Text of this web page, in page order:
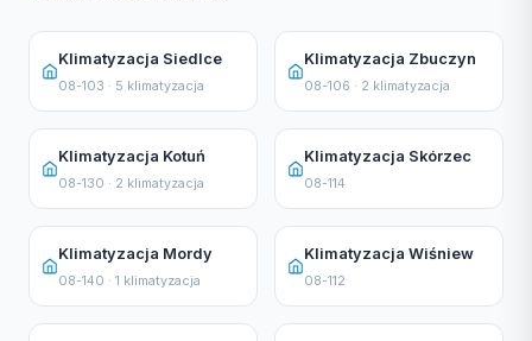
Klimatyzacja Siedlce
08-103 · 5 klimatyzacja
Klimatyzacja Zbuczyn
08-106 · 2 klimatyzacja
Klimatyzacja Kotuń
08-130 · 2 klimatyzacja
Klimatyzacja Skórzec
08-114
Klimatyzacja Mordy
08-140 · 1 klimatyzacja
Klimatyzacja Wiśniew
08-112